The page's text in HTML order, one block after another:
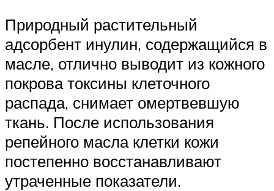
Природный растительный
адсорбент инулин, содержащийся в
масле, отлично выводит из кожного
покрова токсины клеточного
распада, снимает омертвевшую
ткань. После использования
репейного масла клетки кожи
постепенно восстанавливают
утраченные показатели.